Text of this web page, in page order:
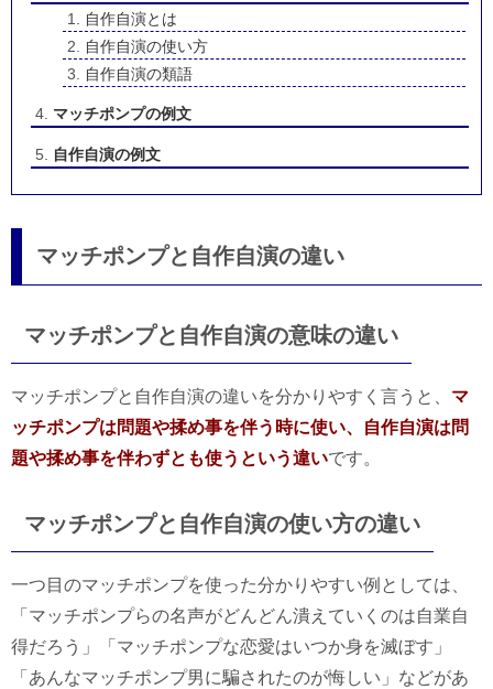
自作自演とは
自作自演の使い方
自作自演の類語
マッチポンプの例文
自作自演の例文
マッチポンプと自作自演の違い
マッチポンプと自作自演の意味の違い
マッチポンプと自作自演の違いを分かりやすく言うと、 マ
ッチポンプは問題や揉め事を伴う時に使い、自作自演は問
題や揉め事を伴わずとも使うという違いです。
マッチポンプと自作自演の使い方の違い
一つ目のマッチポンプを使った分かりやすい例としては、
「マッチポンプらの名声がどんどん潰えていくのは自業自
得だろう」「マッチポンプな恋愛はいつか身を滅ぼす」
「あんなマッチポンプ男に騙されたのが悔しい」などがあ